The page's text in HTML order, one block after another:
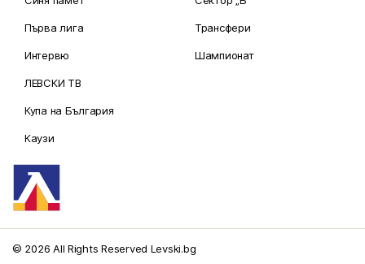
Първа лига
Интервю
ЛЕВСКИ ТВ
Купа на България
Каузи
Трансфери
Шампионат
© 2026 All Rights Reserved Levski.bg